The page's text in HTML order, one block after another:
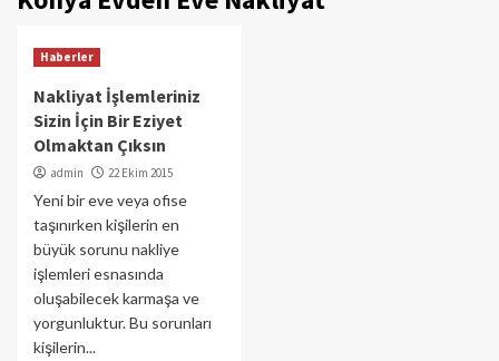
Haberler
Nakliyat İşlemleriniz
Sizin İçin Bir Eziyet
Olmaktan Çıksın
admin 22 Ekim 2015
Yeni bir eve veya ofise
taşınırken kişilerin en
büyük sorunu nakliye
işlemleri esnasında
oluşabilecek karmaşa ve
yorgunluktur. Bu sorunları
kişilerin...